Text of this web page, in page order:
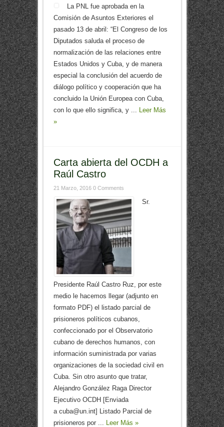
La PNL fue aprobada en la
Comisión de Asuntos Exteriores el
pasado 13 de abril: “El Congreso de los
Diputados saluda el proceso de
normalización de las relaciones entre
Estados Unidos y Cuba, y de manera
especial la conclusión del acuerdo de
diálogo político y cooperación que ha
concluido la Unión Europea con Cuba,
con lo que ello significa, y ...
Leer Más
»
Carta abierta del OCDH a
Raúl Castro
21 Marzo, 2016 0 Comments
Sr.
Presidente Raúl Castro Ruz, por este
medio le hacemos llegar (adjunto en
formato PDF) el listado parcial de
prisioneros políticos cubanos,
confeccionado por el Observatorio
cubano de derechos humanos, con
información suministrada por varias
organizaciones de la sociedad civil en
Cuba. Sin otro asunto que tratar,
Alejandro González Raga Director
Ejecutivo OCDH [Enviada
a cuba@un.int] Listado Parcial de
prisioneros por ...
Leer Más »